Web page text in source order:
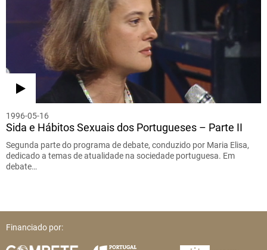
1996-05-16
Sida e Hábitos Sexuais dos Portugueses – Parte II
Segunda parte do programa de debate, conduzido por Maria Elisa,
dedicado a temas de atualidade na sociedade portuguesa. Em
debate…
Financiado por: